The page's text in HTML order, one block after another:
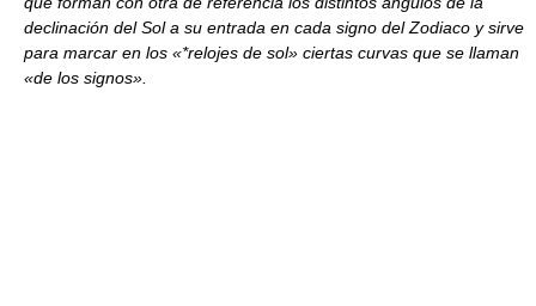
declinación del Sol a su entrada en cada signo del Zodiaco y sirve
para marcar en los «*relojes de sol» ciertas curvas que se llaman
«de los signos».